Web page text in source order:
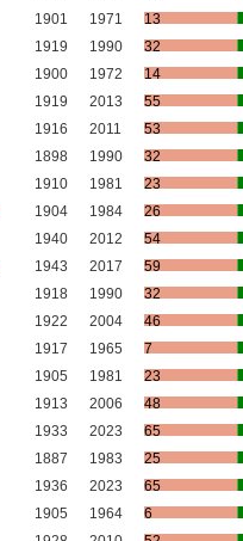
1901 1971
13
1919 1990
32
1900 1972
14
1919 2013
55
1916 2011
53
1898 1990
32
1910 1981
23
1904 1984
26
1940 2012
54
1943 2017
59
1918 1990
32
1922 2004
46
1917 1965
7
1905 1981
23
1913 2006
48
1933 2023
65
1887 1983
25
1936 2023
65
1905 1964
6